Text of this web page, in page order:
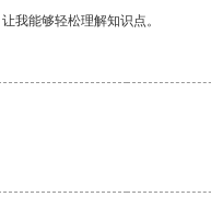
我能够轻松理解知识点。